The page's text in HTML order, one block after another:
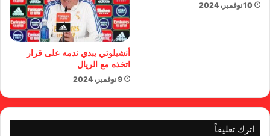
10 نوفمبر، 2024
أنشيلوتي يبدي ندمه على قرار
اتخذه مع الريال
9 نوفمبر، 2024
اترك تعليقاً